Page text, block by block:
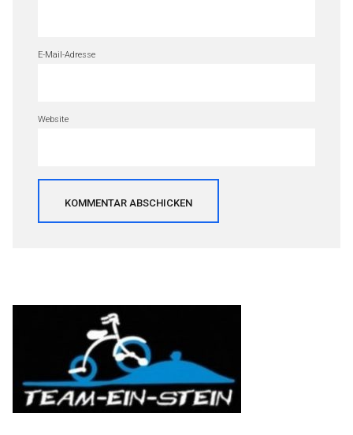
E-Mail-Adresse
Website
Beitragsnavigation